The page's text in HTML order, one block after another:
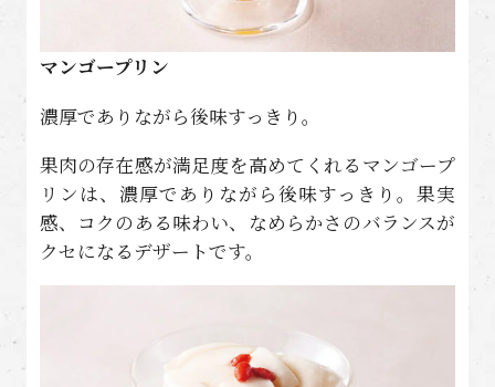
マンゴープリン
濃厚でありながら後味すっきり。
果肉の存在感が満足度を高めてくれるマンゴープ
リンは、濃厚でありながら後味すっきり。果実
感、コクのある味わい、なめらかさのバランスが
クセになるデザートです。